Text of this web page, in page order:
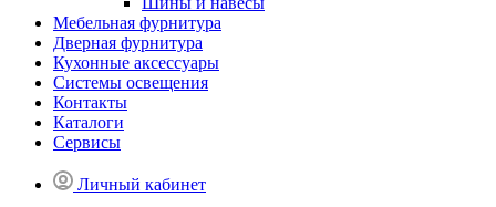
Мебельная фурнитура
Дверная фурнитура
Кухонные аксессуары
Системы освещения
Контакты
Каталоги
Сервисы
Личный кабинет